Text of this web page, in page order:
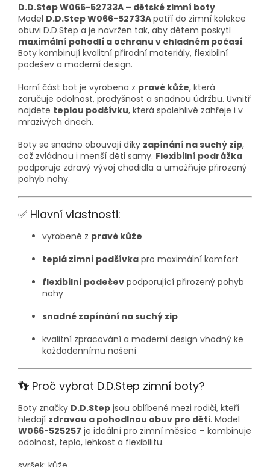
D.D.Step W066-52733A – dětské zimní boty
Model D.D.Step W066-52733Apatří do zimní kolekce
obuvi D.D.Step a je navržen tak, aby dětem poskytl
maximální pohodlí a ochranu v chladném počasí.
Boty kombinují kvalitní přírodní materiály, flexibilní
podešev a moderní design.
Horní část bot je vyrobena z pravé kůže, která
zaručuje odolnost, prodyšnost a snadnou údržbu. Uvnitř
najdete teplou podšívku, která spolehlivě zahřeje i v
mrazivých dnech.
Boty se snadno obouvají díky zapínání na suchý zip,
což zvládnou i menší děti samy. Flexibilní podrážka
podporuje zdravý vývoj chodidla a umožňuje přirozený
pohyb nohy.
✅ Hlavní vlastnosti:
vyrobené z pravé kůže
teplá zimní podšívka pro maximální komfort
flexibilní podešev podporující přirozený pohyb
nohy
snadné zapínání na suchý zip
kvalitní zpracování a moderní design vhodný ke
každodennímu nošení
👣 Proč vybrat D.D.Step zimní boty?
Boty značky D.D.Step jsou oblíbené mezi rodiči, kteří
hledají zdravou a pohodlnou obuv pro děti. Model
W066-525257 je ideální pro zimní měsíce – kombinuje
odolnost, teplo, lehkost a flexibilitu.